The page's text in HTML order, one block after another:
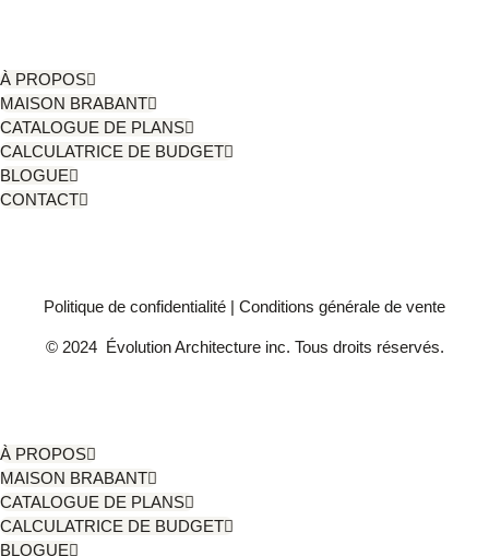
À PROPOS
MAISON BRABANT
CATALOGUE DE PLANS
CALCULATRICE DE BUDGET
BLOGUE
CONTACT
Politique de confidentialité | Conditions générale de vente
© 2024 Évolution Architecture inc. Tous droits réservés.
À PROPOS
MAISON BRABANT
CATALOGUE DE PLANS
CALCULATRICE DE BUDGET
BLOGUE